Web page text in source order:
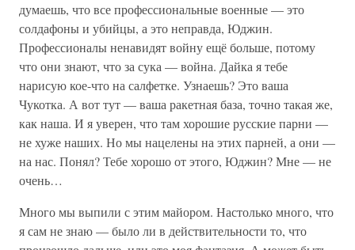
думаешь, что все профессиональные военные — это
солдафоны и убийцы, а это неправда, Юджин.
Профессионалы ненавидят войну ещё больше, потому
что они знают, что за сука — война. Дайка я тебе
нарисую кое-что на салфетке. Узнаешь? Это ваша
Чукотка. А вот тут — ваша ракетная база, точно такая же,
как наша. И я уверен, что там хорошие русские парни —
не хуже наших. Но мы нацелены на этих парней, а они —
на нас. Понял? Тебе хорошо от этого, Юджин? Мне — не
очень…
Много мы выпили с этим майором. Настолько много, что
я сам не знаю — было ли в действительности то, что